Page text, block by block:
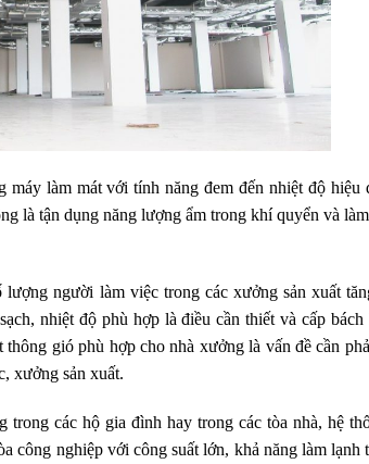
máy làm mát với tính năng đem đến nhiệt độ hiệu
là tận dụng năng lượng ẩm trong khí quyển và
người làm việc trong các xưởng sản xuất
nhiệt độ phù hợp là điều cần thiết và cấp bách
gió phù hợp cho nhà xưởng là vấn đề cần
xưởng sản xuất.
trong các hộ gia đình hay trong các tòa nhà, hệ
công nghiệp với công suất lớn, khả năng làm lạnh